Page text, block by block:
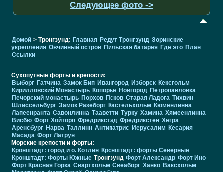
Следующее фото ->
Домой > Тронгзунд: Главная Редут Тронгзунд Зоринские
укрепления Овчинный остров Пильская батарея Где это План
Ссылки
Сухопутные форты и крепости:
Выборг Гатчина Замок Бип Ивангород Изборск Кексгольм
Кирилловский Монастырь Копорье Новгород Петропавловка
Печорcкий монастырь Порхов Псков Старая Ладога Тихвин
Шлиссельбург Замок Разеборг Кастельхольм Кюменлинна
Лапеенранта Савонлинна Тааветти Турку Хамина Хямеенлинна
Висбю Форт Хойторп Фредрикстад Фредрикстен Хегра
Аренсбург Нарва Таллинн Антипатрис Иерусалим Кесария
Масада Форт Латрун
Морские крепости и форты:
Кронштадт: город и о. Котлин Кронштадт: форты Северные
Кронштадт: Форты Южные Тронгзунд Форт Александр Форт Ино
Форт Красная Горка Свартхольм Свеаборг Ханко Ваксхольм